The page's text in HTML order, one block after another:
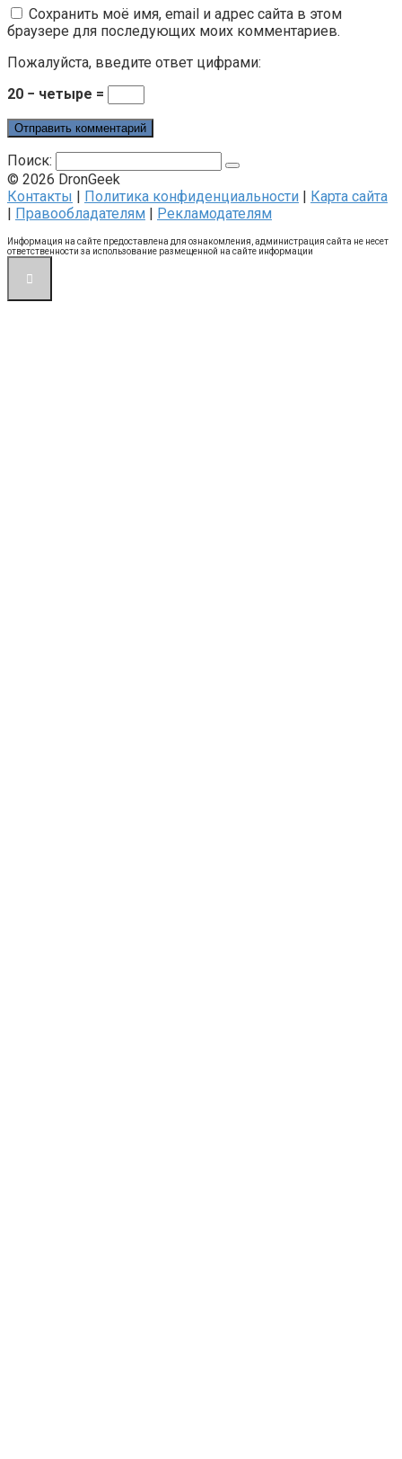
Сохранить моё имя, email и адрес сайта в этом
браузере для последующих моих комментариев.
Пожалуйста, введите ответ цифрами:
20 − четыре =
Поиск:
© 2026 DronGeek
Контакты | Политика конфиденциальности | Карта сайта
| Правообладателям | Рекламодателям
Информация на сайте предоставлена для ознакомления, администрация сайта не несет
ответственности за использование размещенной на сайте информации